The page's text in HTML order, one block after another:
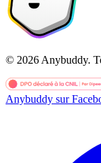
© 2026 Anybuddy.
Anybuddy sur